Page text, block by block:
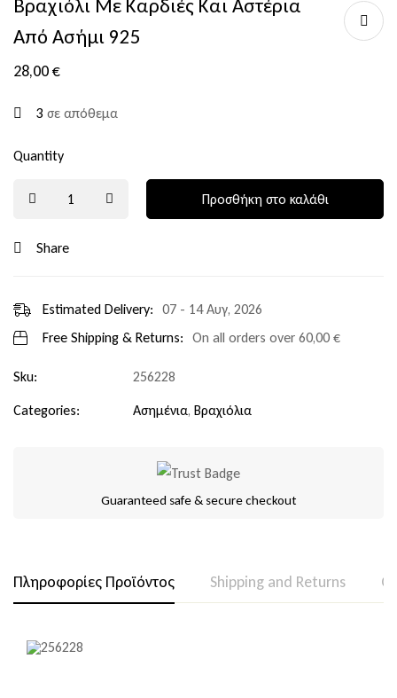
Από Ασήμι 925
28,00€
3 σε απόθεμα
Quantity
Προσθήκη στο καλάθι
Share
Estimated Delivery: 07 - 14 Αυγ, 2026
Free Shipping & Returns: On all orders over 60,00 €
Sku:
256228
Categories:
Ασημένια, Βραχιόλια
Guaranteed safe & secure checkout
Πληροφορίες Προϊόντος Shipping and Returns